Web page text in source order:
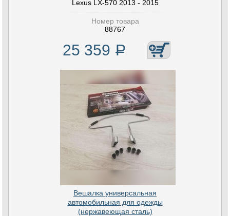
Lexus LX-570 2013 - 2015
Номер товара
88767
25 359 Р
Вешалка универсальная
автомобильная для одежды
(нержавеющая сталь)